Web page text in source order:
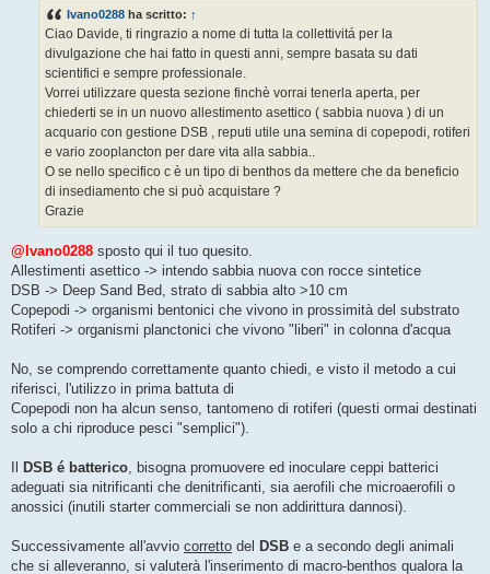
Ivano0288 ha scritto: ↑
Ciao Davide, ti ringrazio a nome di tutta la collettivitá per la
divulgazione che hai fatto in questi anni, sempre basata su dati
scientifici e sempre professionale.
Vorrei utilizzare questa sezione finchè vorrai tenerla aperta, per
chiederti se in un nuovo allestimento asettico ( sabbia nuova ) di un
acquario con gestione DSB , reputi utile una semina di copepodi, rotiferi
e vario zooplancton per dare vita alla sabbia..
O se nello specifico c è un tipo di benthos da mettere che da beneficio
di insediamento che si può acquistare ?
Grazie
@Ivano0288 sposto qui il tuo quesito.
Allestimenti asettico -> intendo sabbia nuova con rocce sintetice
DSB -> Deep Sand Bed, strato di sabbia alto >10 cm
Copepodi -> organismi bentonici che vivono in prossimità del substrato
Rotiferi -> organismi planctonici che vivono "liberi" in colonna d'acqua
No, se comprendo correttamente quanto chiedi, e visto il metodo a cui
riferisci, l'utilizzo in prima battuta di
Copepodi non ha alcun senso, tantomeno di rotiferi (questi ormai destinati
solo a chi riproduce pesci "semplici").
Il DSB é batterico , bisogna promuovere ed inoculare ceppi batterici
adeguati sia nitrificanti che denitrificanti, sia aerofili che microaerofili o
anossici (inutili starter commerciali se non addirittura dannosi).
Successivamente all'avvio corretto del DSB e a secondo degli animali
che si alleveranno, si valuterà l'inserimento di macro-benthos qualora la